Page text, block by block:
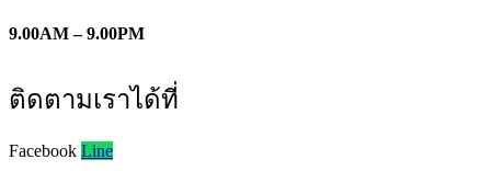
9.00AM – 9.00PM
ติดตามเราได้ที่
Facebook Line